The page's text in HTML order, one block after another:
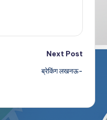
Next Post
ब्रेकिंग लखनऊ-